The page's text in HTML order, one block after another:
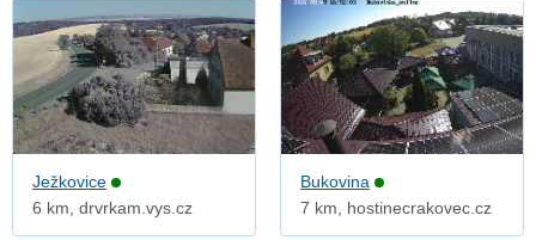
Ježkovice
6 km, drvrkam.vys.cz
Bukovina
7 km, hostinecrakovec.cz